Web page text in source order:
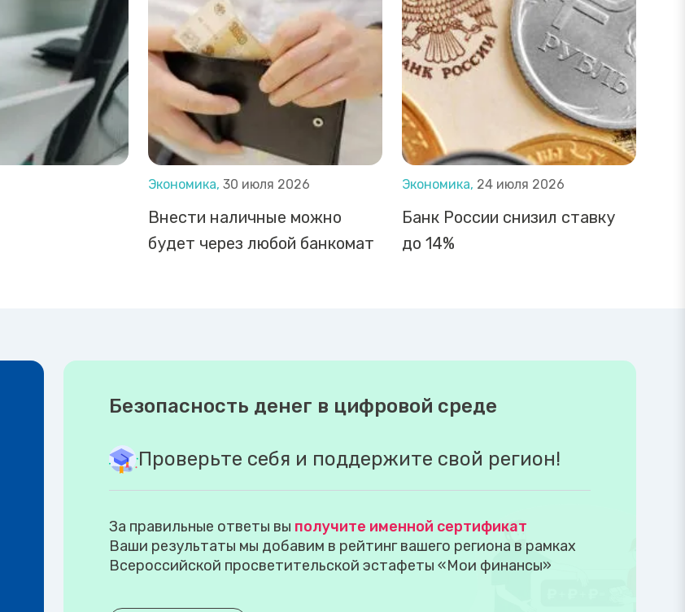
Экономика, 30 июля 2026
Внести наличные можно
будет через любой банкомат
Экономика, 24 июля 2026
Банк России снизил ставку
до 14%
Безопасность денег в цифровой среде
Проверьте себя и поддержите свой регион!
За правильные ответы вы получите именной сертификат
Ваши результаты мы добавим в рейтинг вашего региона в рамках
Всероссийской просветительской эстафеты «Мои финансы»